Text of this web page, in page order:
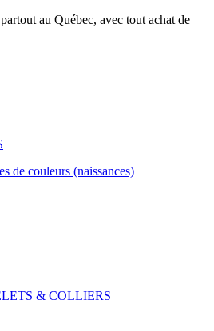
au Québec, avec tout achat de
de couleurs (naissances)
& COLLIERS